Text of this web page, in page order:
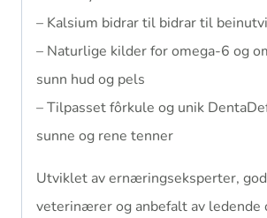
– Kalsium bidrar til bidrar til
– Naturlige kilder for omega-6 og
sunn hud og pels
– Tilpasset fôrkule og unik
sunne og rene tenner
Utviklet av ernæringseksperter,
veterinærer og anbefalt av ledende